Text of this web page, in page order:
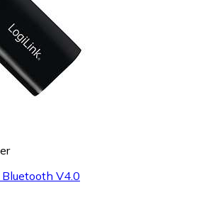
V4.0